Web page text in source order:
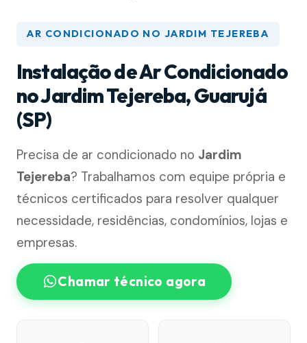
AR CONDICIONADO NO JARDIM TEJEREBA
Instalação de Ar Condicionado
no Jardim Tejereba, Guarujá
(SP)
Precisa de ar condicionado no Jardim
Tejereba? Trabalhamos com equipe própria e
técnicos certificados para resolver qualquer
necessidade, residências, condomínios, lojas e
empresas.
Chamar técnico agora